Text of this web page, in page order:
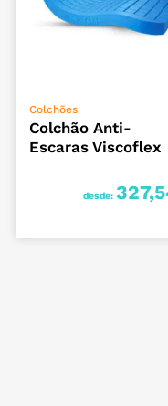
Colchões
Colchão Anti-
Escaras Viscoflex
desde: